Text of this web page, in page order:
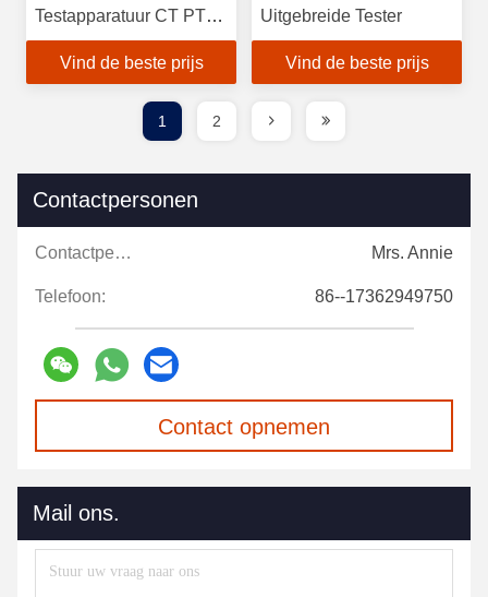
Testapparatuur CT PT
Analyser
Vind de beste prijs
Uitgebreide Tester
Vind de beste prijs
1 2
Contactpersonen
Contactpersonen: Mrs. Annie
Telefoon: 86--17362949750
Contact opnemen
Mail ons.